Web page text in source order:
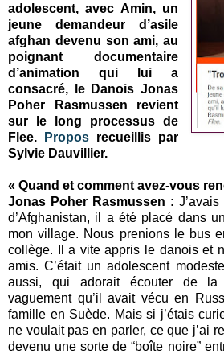
adolescent, avec Amin, un
jeune demandeur d’asile
afghan devenu son ami, au
poignant documentaire
d’animation qui lui a
consacré, le Danois Jonas
Poher Rasmussen revient
sur le long processus de
Flee.
Propos recueillis par
Sylvie Dauvillier.
« Quand et comment avez-vous
Jonas Poher Rasmussen :
d’Afghanistan, il a été placé dans
mon village. Nous prenions le bus
collège. Il a vite appris le danois et
amis. C’était un adolescent
aussi, qui adorait écouter de la
vaguement qu’il avait vécu en
famille en Suède. Mais si j’étais
ne voulait pas en parler, ce que j’ai
devenu une sorte de “boîte noire”